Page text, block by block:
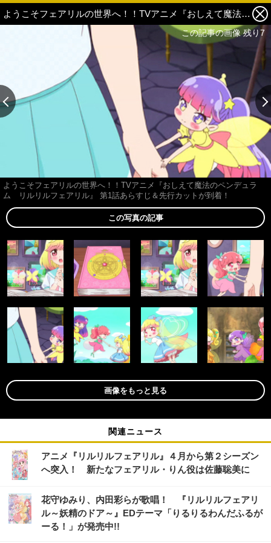
ようこそフェアリルの世界へ！！TVアニメ『おしえて魔法のペンデュラム リルリルフェアリル』 第1話あらすじ＆先行カットが到着！ 5枚目の写真・画像
ようこそフェアリルの世界へ！！TVアニメ『おしえて魔法のペンデュラ
ム リルリルフェアリル』 第1話あらすじ＆先行カットが到着！
この写真の記事
画像をもっと見る
関連ニュース
アニメ『リルリルフェアリル』４月から第２シーズン
へ突入！ 新たなフェアリル・りん役は佐藤聡美に
花守ゆみり、内田彩らが歌唱！ 『リルリルフェアリ
ル～妖精のドア～』EDテーマ「りるりるわんだふるが
ーる！」が発売中!!
この記事の画像 残り7